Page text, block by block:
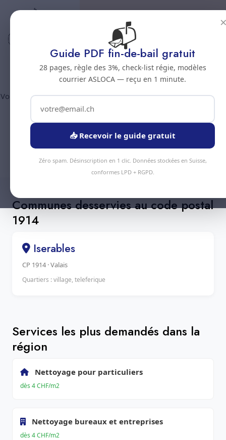
Code postal 1914
Nettoyage professionnel -
Code postal 1914
Vous êtes au code postal1914? Chez Nous Clean intervient dans
la commune de :Iserables
prestations disponibles, devis gratuit sous 24h.
Devis Instantané +41 78 319 32 82
Communes desservies au code postal
1914
Iserables
CP 1914 · Valais
Quartiers : village, teleferique
Services les plus demandés dans la
région
Nettoyage pour particuliers
dès 4 CHF/m2
Nettoyage bureaux et entreprises
dès 4 CHF/m2
📬
Guide PDF fin-de-bail gratuit
28 pages, règle des 3%, check-list régie, modèles
courrier ASLOCA — reçu en 1 minute.
📥 Recevoir le guide gratuit
Zéro spam. Désinscription en 1 clic. Données stockées en Suisse,
conformes LPD + RGPD.